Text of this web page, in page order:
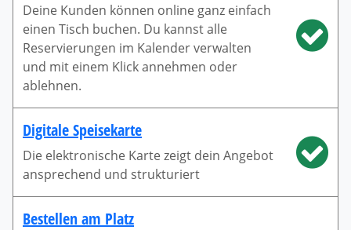
Deine Kunden können online ganz einfach
einen Tisch buchen. Du kannst alle
Reservierungen im Kalender verwalten
und mit einem Klick annehmen oder
ablehnen.
Digitale Speisekarte
Die elektronische Karte zeigt dein Angebot
ansprechend und strukturiert
Bestellen am Platz